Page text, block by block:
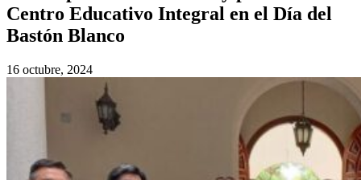
Centro Educativo Integral en el Día del
Bastón Blanco
16 octubre, 2024